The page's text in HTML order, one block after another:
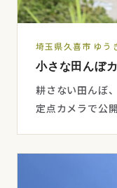
埼玉県久喜市 ゆう
小さな田んぼ
耕さない田んぼ
定点カメラで公開